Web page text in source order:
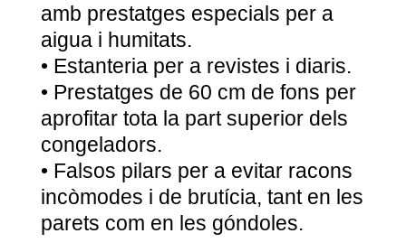
amb prestatges especials per a
aigua i humitats.
• Estanteria per a revistes i diaris.
• Prestatges de 60 cm de fons per
aprofitar tota la part superior dels
congeladors.
• Falsos pilars per a evitar racons
incòmodes i de brutícia, tant en les
parets com en les góndoles.